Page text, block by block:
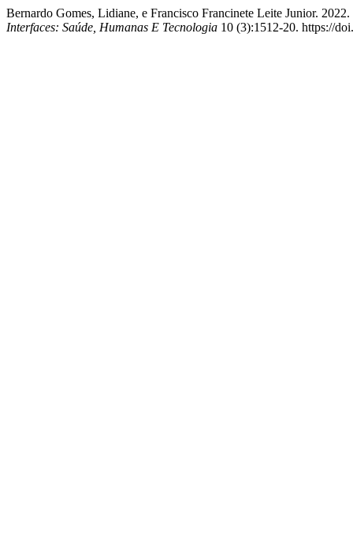
Bernardo Gomes, Lidiane, e Francisco Francinete Leite Junior.
Interfaces: Saúde, Humanas E Tecnologia 10 (3):1512-20. https://